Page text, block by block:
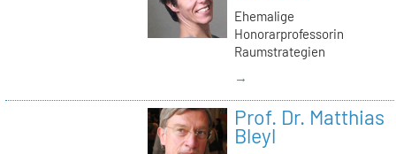
Ehemalige
Honorarprofessorin
Raumstrategien
→
Prof. Dr. Matthias
Bleyl